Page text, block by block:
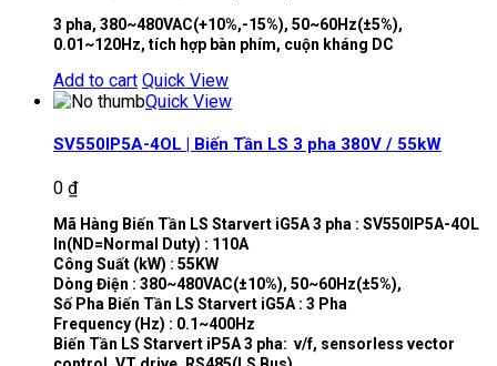
3 pha, 380~480VAC(+10%,-15%), 50~60Hz(±5%),
0.01~120Hz, tích hợp bàn phím, cuộn kháng DC
Add to cart Quick View
Quick View
SV550IP5A-4OL | Biến Tần LS 3 pha 380V / 55kW
0 ₫
Mã Hàng Biến Tần LS Starvert iG5A 3 pha : SV550IP5A-4OL
In(ND=Normal Duty) : 110A
Công Suất (kW) : 55KW
Dòng Điện : 380~480VAC(±10%), 50~60Hz(±5%),
Số Pha Biến Tần LS Starvert iG5A : 3 Pha
Frequency (Hz) : 0.1~400Hz
Biến Tần LS Starvert iP5A 3 pha: v/f, sensorless vector